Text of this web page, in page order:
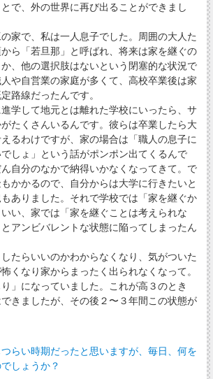
で、外の世界に再び出ることができまし
家で、私は一人息子でした。周囲の大人た
ら「若旦那」と呼ばれ、将来は家を継ぐの
、他の選択肢はないという閉塞的な状況で
や自営業の家庭が多くて、高校卒業後は家
路線だったんです。
学して地元とは離れた学校にいったら、サ
たくさんいるんです。彼らは卒業したら大
るわけですが、家の場合は「職人の息子に
しょ」という話がポンポン出てくるんで
自分のなかで納得いかなくなってきて。で
かかるので、自分からは大学に行きたいと
ありました。それで学校では「家を継ぐか
い、家では「家を継ぐことは考えられな
アンビバレントな状態に陥ってしまったん
たらいいのかわからなくなり、気がついた
くなり家からまったく出られなくなって。
」になっていました。これが高３のとき
きましたが、その後２〜３年間この状態が
らい時期だったと思いますが、毎日、何を
しょうか？